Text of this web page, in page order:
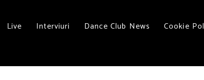
Live Interviuri Dance Club News Cookie